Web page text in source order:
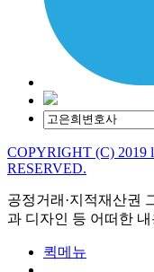
COPYRIGHT (C) 2019
RESERVED.
공정거래·지적재산권
과 디자인 등 어떠한
퀵메뉴